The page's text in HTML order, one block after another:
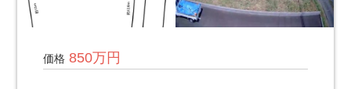
価格850万円